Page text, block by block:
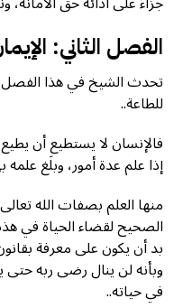
الفصل الثاني:
تحدث الشيخ في هذا الفصل
للطاعة..
فالإنسان لا يستطيع أن يطيع
إذا علم عدة أمور، وبلَغ علمه
منها العلم بصفات الله
الصحيح لقضاء الحياة في هذه
بد أن يكون على معرفة
وبأنه لن ينال رضى ربه حتى
في حياته..